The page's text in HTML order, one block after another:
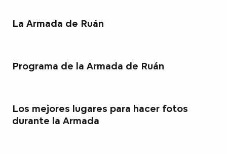
La Armada de Ruán
Programa de la Armada de Ruán
Los mejores lugares para hacer fotos
durante la Armada